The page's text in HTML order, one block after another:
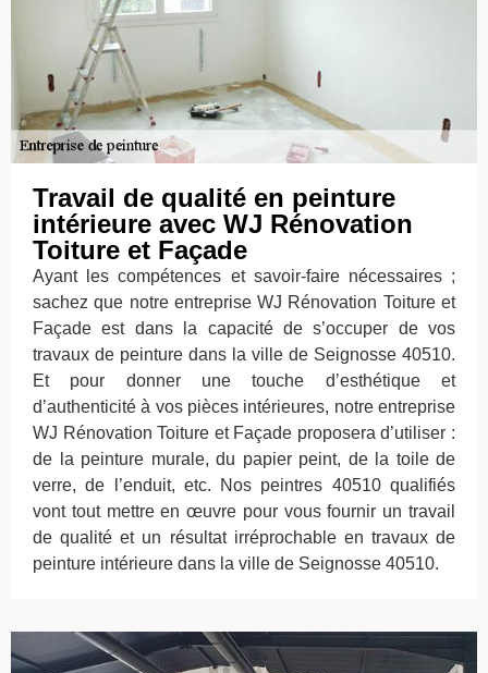
Travail de qualité en peinture
intérieure avec WJ Rénovation
Toiture et Façade
Ayant les compétences et savoir-faire nécessaires ;
sachez que notre entreprise WJ Rénovation Toiture et
Façade est dans la capacité de s’occuper de vos
travaux de peinture dans la ville de Seignosse 40510.
Et pour donner une touche d’esthétique et
d’authenticité à vos pièces intérieures, notre entreprise
WJ Rénovation Toiture et Façade proposera d’utiliser :
de la peinture murale, du papier peint, de la toile de
verre, de l’enduit, etc. Nos peintres 40510 qualifiés
vont tout mettre en œuvre pour vous fournir un travail
de qualité et un résultat irréprochable en travaux de
peinture intérieure dans la ville de Seignosse 40510.